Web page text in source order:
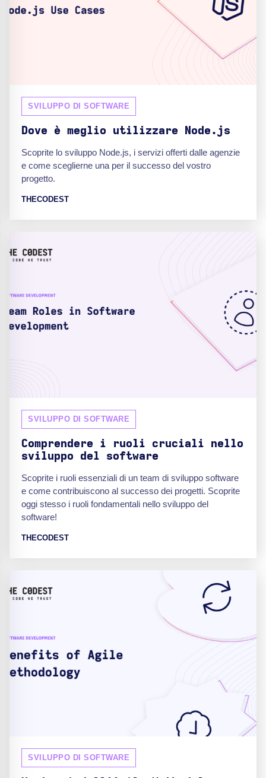
SVILUPPO DI SOFTWARE
Dove è meglio utilizzare Node.js
Scoprite lo sviluppo Node.js, i servizi offerti dalle agenzie
e come sceglierne una per il successo del vostro
progetto.
THECODEST
SVILUPPO DI SOFTWARE
Comprendere i ruoli cruciali nello
sviluppo del software
Scoprite i ruoli essenziali di un team di sviluppo software
e come contribuiscono al successo dei progetti. Scoprite
oggi stesso i ruoli fondamentali nello sviluppo del
software!
THECODEST
SVILUPPO DI SOFTWARE